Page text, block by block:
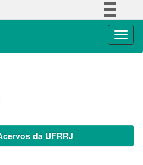
da UFRRJ